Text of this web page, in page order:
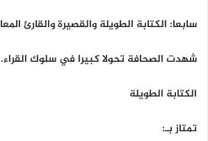
سابعا: الكتابة الطويلة والقصيرة والقارئ
شهدت الصحافة تحولا كبيرا في سلوك القراء.
الكتابة الطويلة
تمتاز بـ: